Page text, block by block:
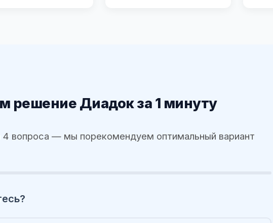
решение Диадок за 1 минуту
4 вопроса — мы порекомендуем оптимальный вариант